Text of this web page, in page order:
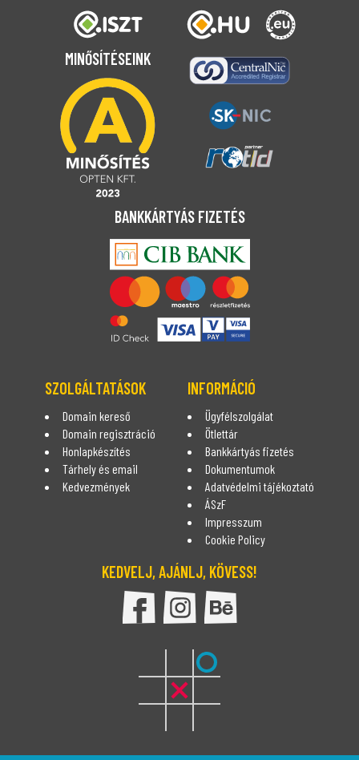
MINŐSÍTÉSEINK
BANKKÁRTYÁS FIZETÉS
SZOLGÁLTATÁSOK
Domain kereső
Domain regisztráció
Honlapkészítés
Tárhely és email
Kedvezmények
INFORMÁCIÓ
Ügyfélszolgálat
Ötlettár
Bankkártyás fizetés
Dokumentumok
Adatvédelmi tájékoztató
ÁSzF
Impresszum
Cookie Policy
KEDVELJ, AJÁNLJ, KÖVESS!
DomDom Facebook oldala